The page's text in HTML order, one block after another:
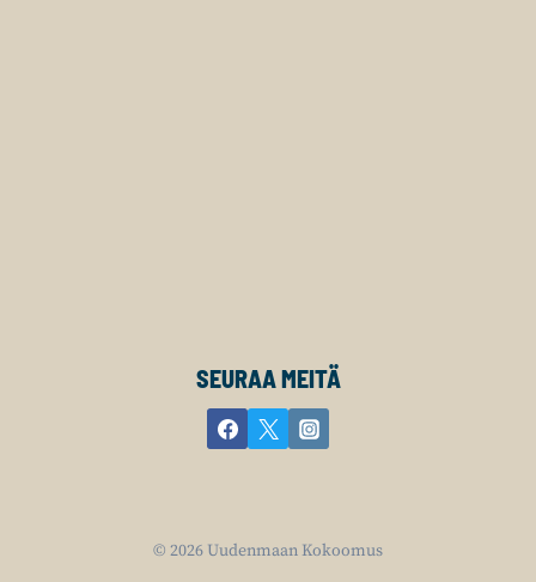
SEURAA MEITÄ
© 2026 Uudenmaan Kokoomus